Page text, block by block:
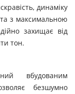
динаміку
з максимальною
захищає від
тон.
вбудованим
безшумно